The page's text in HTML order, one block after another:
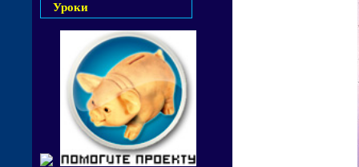
Уроки